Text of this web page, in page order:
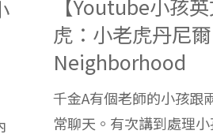
了
龍
貓"
【Youtube小孩
虎：小老虎丹尼
Neighborhood
千金A有個老師的小孩跟
常聊天。有次講到處理